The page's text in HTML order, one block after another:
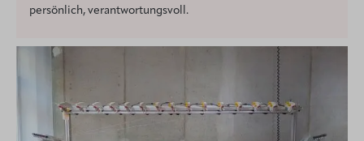
persönlich, verantwortungsvoll.